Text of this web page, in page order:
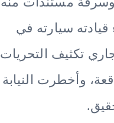
سيارته في
التحريات لكشف
النيابة